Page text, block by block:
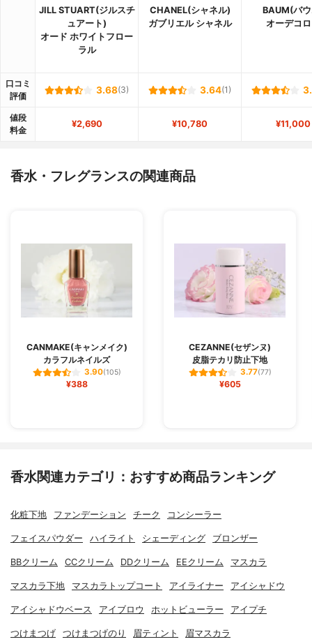
JILL STUART(ジルスチ
ュアート)
オード ホワイトフロー
ラル
CHANEL(シャネル)
ガブリエル シャネル
BAUM(バ
オーデコ
口コミ
評価
3.68(3) 3.64(1)
値段
料金
¥2,690 ¥10,780 ¥11,000
香水・フレグランスの関連商品
CANMAKE(キャンメイク)
カラフルネイルズ
3.90(105)
¥388
CEZANNE(セザンヌ)
皮脂テカリ防止下地
3.77(77)
¥605
香水関連カテゴリ：おすすめ商品ランキング
化粧下地 ファンデーション チーク コンシーラー
フェイスパウダー ハイライト シェーディング ブロンザー
BBクリーム CCクリーム DDクリーム EEクリーム マスカラ
マスカラ下地 マスカラトップコート アイライナー アイシャドウ
アイシャドウベース アイブロウ ホットビューラー アイプチ
つけまつげ つけまつげのり 眉ティント 眉マスカラ